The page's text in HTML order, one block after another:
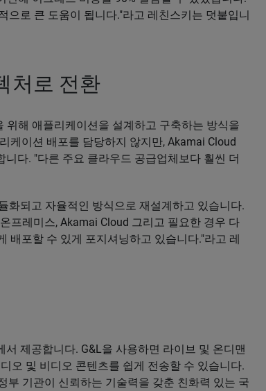
으로 큰 도움이 됩니다."라고 레친스키는 덧붙입니
처로 전환
위해 애플리케이션을 설계하고 구축하는 방식을
케이션 배포를 담당하지 않지만, Akamai Cloud
다. "다른 주요 클라우드 공급업체보다 훨씬 더
화되고 자율적인 방식으로 재설계하고 있습니다.
프레미스, Akamai Cloud 그리고 필요한 경우 다
배포할 수 있게 포지셔닝하고 있습니다."라고 레
제공합니다. G&L을 사용하면 라이브 및 온디맨
오 및 비디오 콘텐츠를 쉽게 전송할 수 있습니다.
부 기관이 신뢰하는 기술력을 갖춘 친화력 있는 국